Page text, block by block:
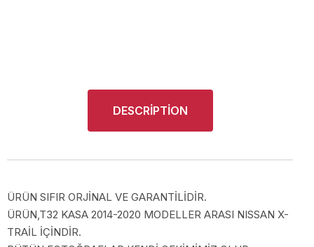
DESCRIPTION
ÜRÜN SIFIR ORJİNAL VE GARANTİLİDİR.
ÜRÜN,T32 KASA 2014-2020 MODELLER ARASI NISSAN X-
TRAİL İÇİNDİR.